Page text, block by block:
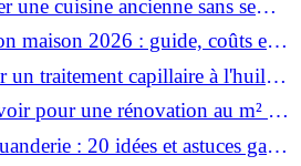
une cuisine ancienne sans se
maison 2026 : guide, coûts et
un traitement capillaire à l'huile
pour une rénovation au m² en
: 20 idées et astuces gain